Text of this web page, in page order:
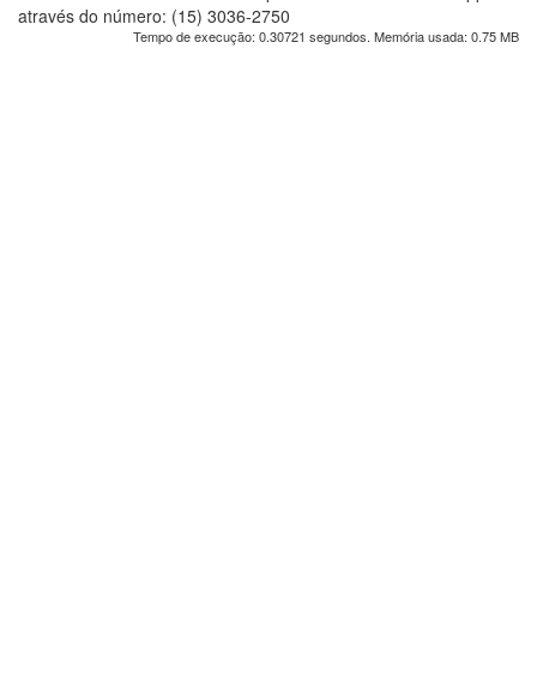
através do número: (15) 3036-2750
Tempo de execução: 0.30721 segundos. Memória usada: 0.75 MB